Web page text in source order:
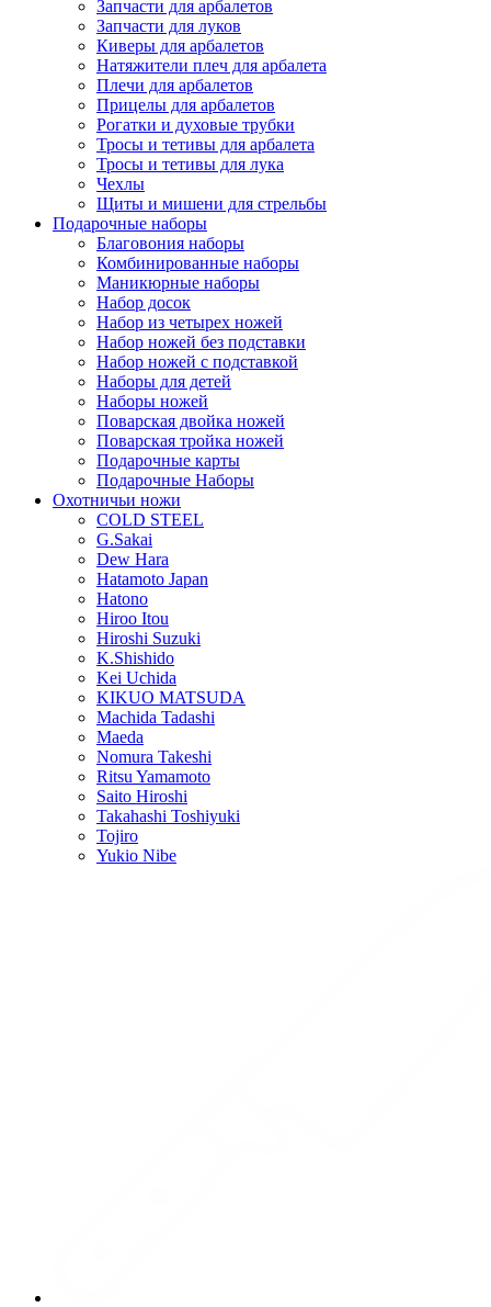
Запчасти для арбалетов
Запчасти для луков
Киверы для арбалетов
Натяжители плеч для арбалета
Плечи для арбалетов
Прицелы для арбалетов
Рогатки и духовые трубки
Тросы и тетивы для арбалета
Тросы и тетивы для лука
Чехлы
Щиты и мишени для стрельбы
Подарочные наборы
Благовония наборы
Комбинированные наборы
Маникюрные наборы
Набор досок
Набор из четырех ножей
Набор ножей без подставки
Набор ножей с подставкой
Наборы для детей
Наборы ножей
Поварская двойка ножей
Поварская тройка ножей
Подарочные карты
Подарочные Наборы
Охотничьи ножи
COLD STEEL
G.Sakai
Dew Hara
Hatamoto Japan
Hatono
Hiroo Itou
Hiroshi Suzuki
K.Shishido
Kei Uchida
KIKUO MATSUDA
Machida Tadashi
Maeda
Nomura Takeshi
Ritsu Yamamoto
Saito Hiroshi
Takahashi Toshiyuki
Tojiro
Yukio Nibe